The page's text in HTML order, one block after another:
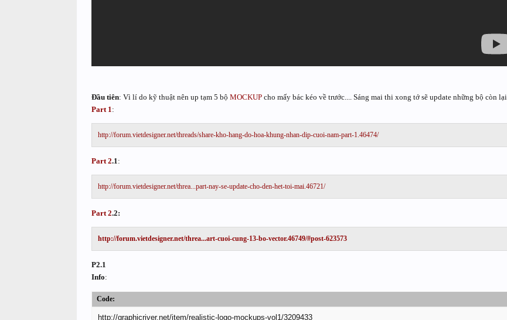
Đầu tiên: Vì lí do kỹ thuật nên up tạm 5 bộ MOCKUPcho mấy bác kéo về trước.... Sáng mai thi xong tớ sẽ update những bộ còn lại.
Part 1 :
http://forum.vietdesigner.net/threads/share-kho-hang-do-hoa-khung-nhan-dip-cuoi-nam-part-1.46474/
Part 2.1:
http://forum.vietdesigner.net/threa...part-nay-se-update-cho-den-het-toi-mai.46721/
Part 2.2:
http://forum.vietdesigner.net/threa...art-cuoi-cung-13-bo-vector.46749/#post-623573
P2.1
Info:
Code:
http://graphicriver.net/item/realistic-logo-mockups-vol1/3209433